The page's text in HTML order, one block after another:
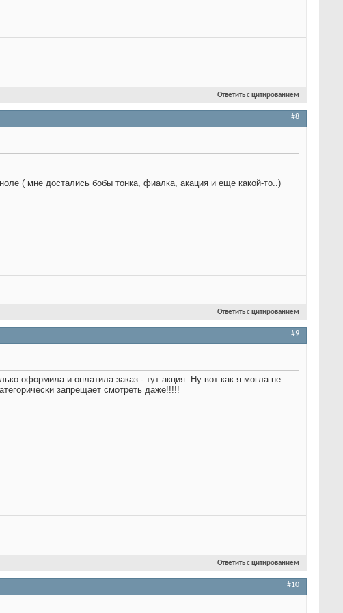
Ответить с цитированием
#8
( мне достались бобы тонка, фиалка, акация и еще какой-то..)
Ответить с цитированием
#9
оформила и оплатила заказ - тут акция. Ну вот как я могла не
запрещает смотреть даже!!!!!
Ответить с цитированием
#10